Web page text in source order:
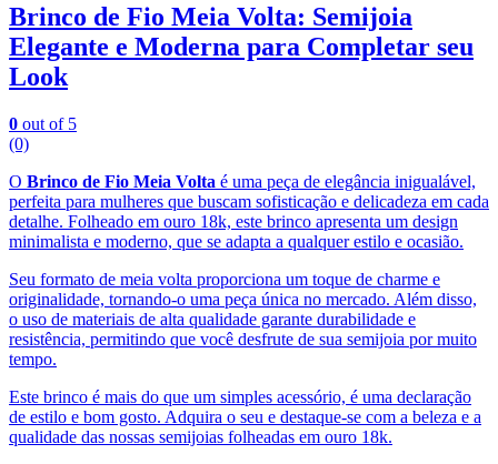
Brinco de Fio Meia Volta: Semijoia
Elegante e Moderna para Completar seu
Look
0 out of 5
(0)
O Brinco de Fio Meia Volta é uma peça de elegância inigualável,
perfeita para mulheres que buscam sofisticação e delicadeza em cada
detalhe. Folheado em ouro 18k, este brinco apresenta um design
minimalista e moderno, que se adapta a qualquer estilo e ocasião.
Seu formato de meia volta proporciona um toque de charme e
originalidade, tornando-o uma peça única no mercado. Além disso,
o uso de materiais de alta qualidade garante durabilidade e
resistência, permitindo que você desfrute de sua semijoia por muito
tempo.
Este brinco é mais do que um simples acessório, é uma declaração
de estilo e bom gosto. Adquira o seu e destaque-se com a beleza e a
qualidade das nossas semijoias folheadas em ouro 18k.